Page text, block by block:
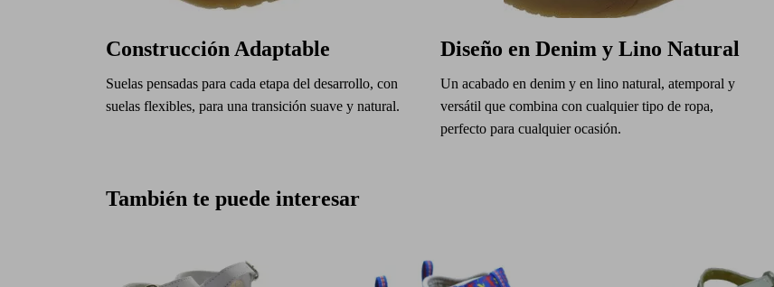
Construcción Adaptable
Suelas pensadas para cada etapa del desarrollo, con
suelas flexibles, para una transición suave y natural.
Diseño en Denim y Lino Natural
Un acabado en denim y en lino natural, atemporal y
versátil que combina con cualquier tipo de ropa,
perfecto para cualquier ocasión.
También te puede interesar